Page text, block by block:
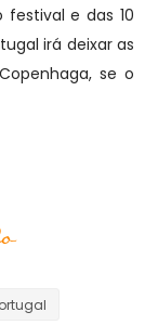
e das 10
irá deixar as
se o